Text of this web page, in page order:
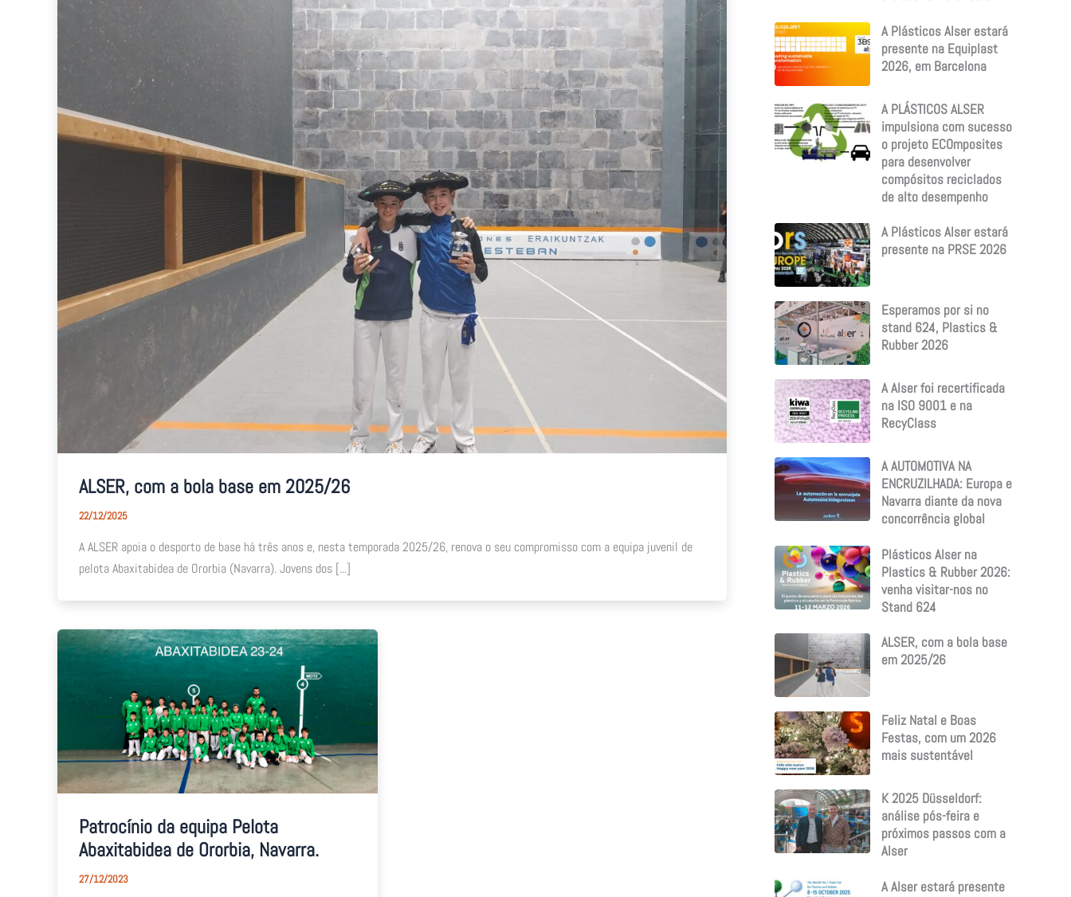
ALSER, com a bola base em 2025/26
22/12/2025
A ALSER apoia o desporto de base há três anos e, nesta temporada 2025/26, renova o seu compromisso com a equipa juvenil de
pelota Abaxitabidea de Ororbia (Navarra). Jovens dos [...]
Patrocínio da equipa Pelota
Abaxitabidea de Ororbia, Navarra.
27/12/2023
A Plásticos Alser estará
presente na Equiplast
2026, em Barcelona
A PLÁSTICOS ALSER
impulsiona com sucesso
o projeto ECOmposites
para desenvolver
compósitos reciclados
de alto desempenho
A Plásticos Alser estará
presente na PRSE 2026
Esperamos por si no
stand 624, Plastics &
Rubber 2026
A Alser foi recertificada
na ISO 9001 e na
RecyClass
A AUTOMOTIVA NA
ENCRUZILHADA: Europa e
Navarra diante da nova
concorrência global
Plásticos Alser na
Plastics & Rubber 2026:
venha visitar-nos no
Stand 624
ALSER, com a bola base
em 2025/26
Feliz Natal e Boas
Festas, com um 2026
mais sustentável
K 2025 Düsseldorf:
análise pós-feira e
próximos passos com a
Alser
A Alser estará presente